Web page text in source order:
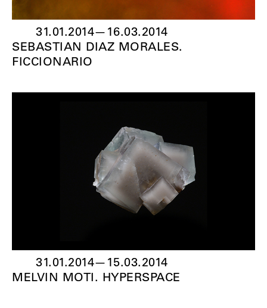
31.01.2014— 16.03.2014
SEBASTIAN DIAZ MORALES.
FICCIONARIO
31.01.2014— 15.03.2014
MELVIN MOTI. HYPERSPACE